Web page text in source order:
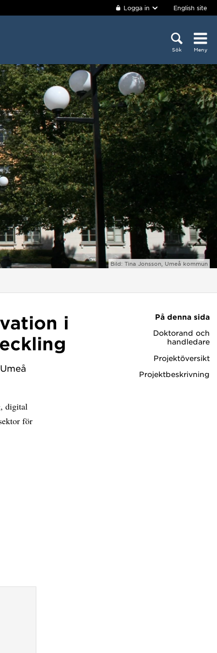
Logga in English site
Sök Meny
Bild: Tina Jonsson, Umeå kommun
På denna sida
Doktorand och
handledare
Projektöversikt
Projektbeskrivning
i
digital
för